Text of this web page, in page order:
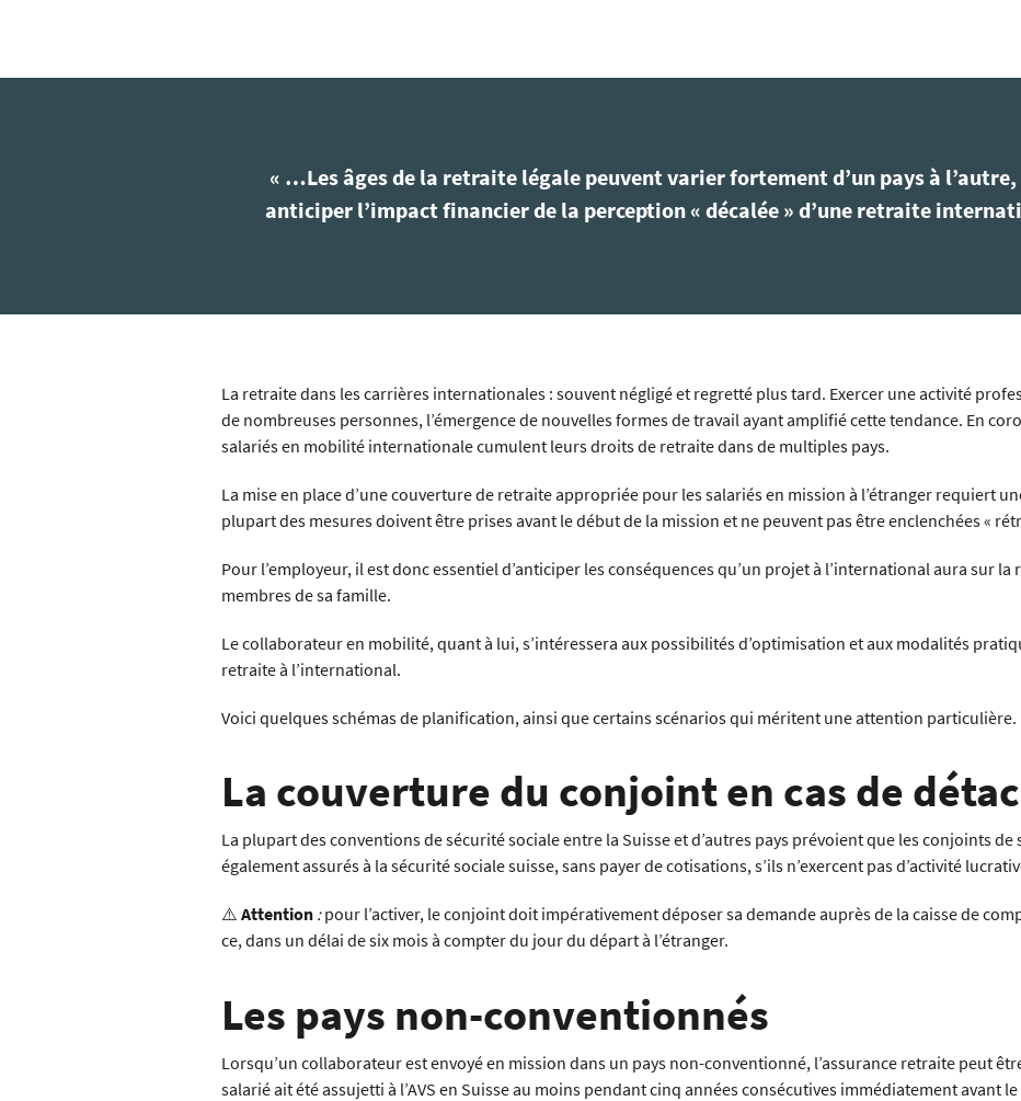
« …Les âges de la retraite légale peuvent varier fortement d’un pays à
anticiper l’impact financier de la perception « décalée » d’une retraite
La retraite dans les carrières internationales : souvent négligé et regretté plus tard. Exercer une activité
de nombreuses personnes, l’émergence de nouvelles formes de travail ayant amplifié cette tendance. En
salariés en mobilité internationale cumulent leurs droits de retraite dans de multiples pays.
La mise en place d’une couverture de retraite appropriée pour les salariés en mission à l’étranger requiert
plupart des mesures doivent être prises avant le début de la mission et ne peuvent pas être enclenchées «
Pour l’employeur, il est donc essentiel d’anticiper les conséquences qu’un projet à l’international aura sur
membres de sa famille.
Le collaborateur en mobilité, quant à lui, s’intéressera aux possibilités d’optimisation et aux modalités
retraite à l’international.
Voici quelques schémas de planification, ainsi que certains scénarios qui méritent une attention particulière.
La couverture du conjoint en cas de
La plupart des conventions de sécurité sociale entre la Suisse et d’autres pays prévoient que les conjoints de
également assurés à la sécurité sociale suisse, sans payer de cotisations, s’ils n’exercent pas d’activité
⚠️ Attention :pour l’activer, le conjoint doit impérativement déposer sa demande auprès de la caisse de
ce, dans un délai de six mois à compter du jour du départ à l’étranger.
Les pays non-conventionnés
Lorsqu’un collaborateur est envoyé en mission dans un pays non-conventionné, l’assurance retraite peut
salarié ait été assujetti à l’AVS en Suisse au moins pendant cinq années consécutives immédiatement avant